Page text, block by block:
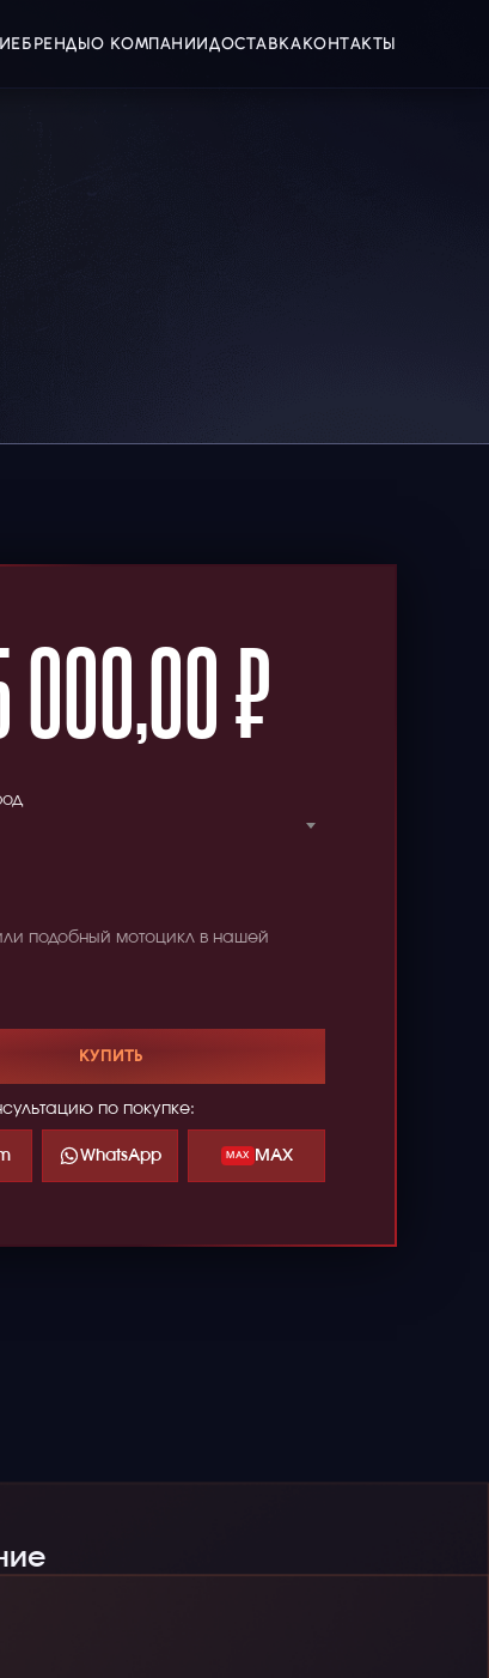
БРЕНДЫО КОМПАНИИДОСТАВКАКОНТАКТЫ
000,00₽
подобный мотоцикл в нашей
КУПИТЬ
по покупке:
WhatsApp MAX MAX